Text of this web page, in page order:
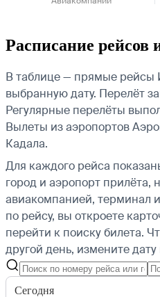
Расписание рейсов
В таблице — прямые рейсы
выбранную дату. Перелёт
Регулярные перелёты
Вылеты из аэропортов
Кадала.
Для каждого рейса
город и аэропорт прилёта,
авиакомпанией, терминал
по рейсу, вы откроете
перейти к поиску билета.
другой день, измените
Сегодня